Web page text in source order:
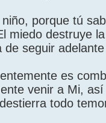
porque tú
miedo destruye
de seguir
es
venir a Mi,
todo